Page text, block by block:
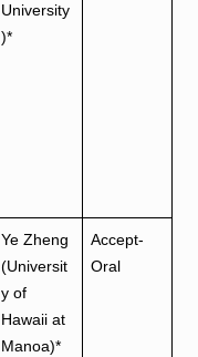
University
)*
Ye Zheng
(Universit
y of
Hawaii at
Manoa)*
Accept-
Oral